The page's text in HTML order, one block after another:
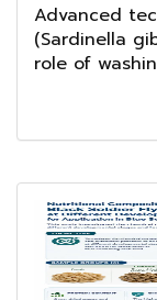
Advanced
(Sardinella
role of